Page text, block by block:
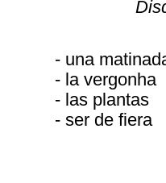
- una
- la vergonha
- las plantas
- ser de fiera